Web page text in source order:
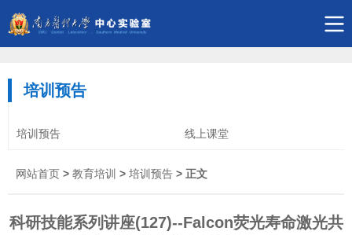
培训预告
培训预告 线上课堂
网站首页 > 教育培训 > 培训预告 > 正文
科研技能系列讲座(127)--Falcon荧光寿命激光共